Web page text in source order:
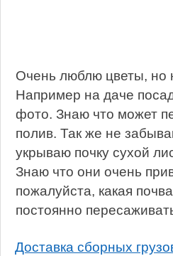
Очень люблю цветы, но
Например на даче
фото. Знаю что может
полив. Так же не
укрываю почку сухой
Знаю что они очень
пожалуйста, какая
постоянно
Доставка сборных